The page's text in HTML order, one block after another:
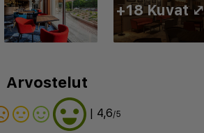
+18 Kuvat ⤢
Arvostelut
| 4,6/5